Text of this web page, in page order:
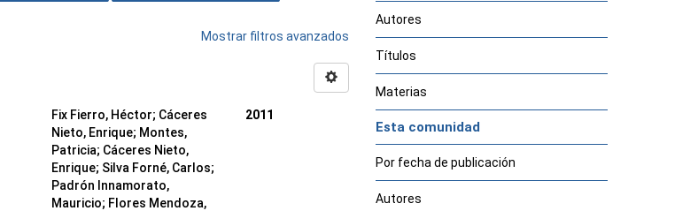
Mostrar filtros avanzados
Fix Fierro, Héctor; Cáceres
Nieto, Enrique; Montes,
Patricia; Cáceres Nieto,
Enrique; Silva Forné, Carlos;
Padrón Innamorato,
Mauricio; Flores Mendoza,
2011
Autores
Títulos
Materias
Esta comunidad
Por fecha de publicación
Autores